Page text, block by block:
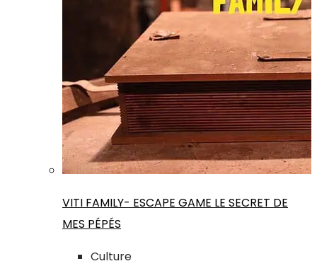
VITI FAMILY- ESCAPE GAME LE SECRET DE
MES PÉPÉS
Culture